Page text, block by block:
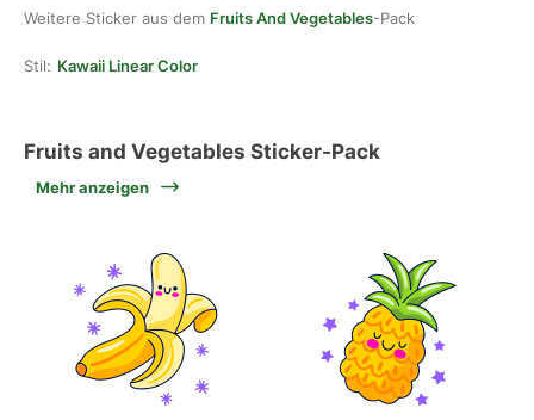
Weitere Sticker aus dem Fruits And Vegetables-Pack
Stil: Kawaii Linear Color
Fruits and Vegetables Sticker-Pack
Mehr anzeigen